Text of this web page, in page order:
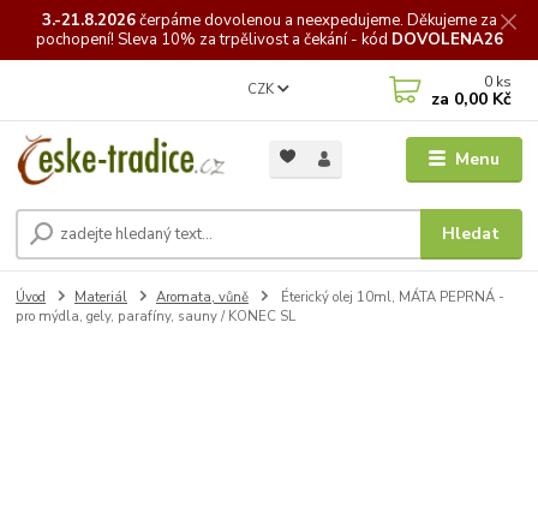
3.-21.8.2026čerpámedovolenou a neexpedujeme. Děkujeme za
pochopení! Sleva 10% za trpělivost a čekání - kód DOVOLENA26
Menu
CZK
Hledat
0 ks
za 0,00 Kč
Úvod Materiál Aromata, vůně
Éterický olej 10ml, MÁTA PEPRNÁ -
pro mýdla, gely, parafíny, sauny / KONEC SL